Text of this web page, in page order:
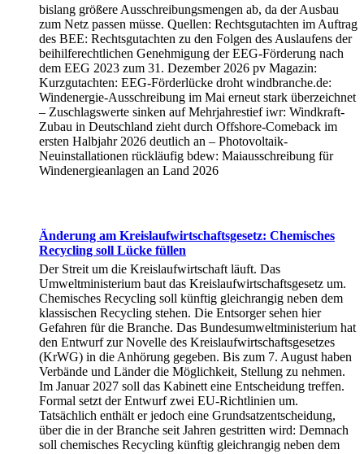
bislang größere Ausschreibungsmengen ab, da der Ausbau
zum Netz passen müsse. Quellen: Rechtsgutachten im Auftrag
des BEE: Rechtsgutachten zu den Folgen des Auslaufens der
beihilferechtlichen Genehmigung der EEG-Förderung nach
dem EEG 2023 zum 31. Dezember 2026 pv Magazin:
Kurzgutachten: EEG-Förderlücke droht windbranche.de:
Windenergie-Ausschreibung im Mai erneut stark überzeichnet
– Zuschlagswerte sinken auf Mehrjahrestief iwr: Windkraft-
Zubau in Deutschland zieht durch Offshore-Comeback im
ersten Halbjahr 2026 deutlich an – Photovoltaik-
Neuinstallationen rückläufig bdew: Maiausschreibung für
Windenergieanlagen an Land 2026
Änderung am Kreislaufwirtschaftsgesetz: Chemisches
Recycling soll Lücke füllen
Der Streit um die Kreislaufwirtschaft läuft. Das
Umweltministerium baut das Kreislaufwirtschaftsgesetz um.
Chemisches Recycling soll künftig gleichrangig neben dem
klassischen Recycling stehen. Die Entsorger sehen hier
Gefahren für die Branche. Das Bundesumweltministerium hat
den Entwurf zur Novelle des Kreislaufwirtschaftsgesetzes
(KrWG) in die Anhörung gegeben. Bis zum 7. August haben
Verbände und Länder die Möglichkeit, Stellung zu nehmen.
Im Januar 2027 soll das Kabinett eine Entscheidung treffen.
Formal setzt der Entwurf zwei EU-Richtlinien um.
Tatsächlich enthält er jedoch eine Grundsatzentscheidung,
über die in der Branche seit Jahren gestritten wird: Demnach
soll chemisches Recycling künftig gleichrangig neben dem